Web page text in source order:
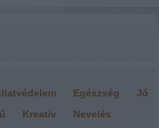
Egészség
Jó
Kreatív
Nevelés